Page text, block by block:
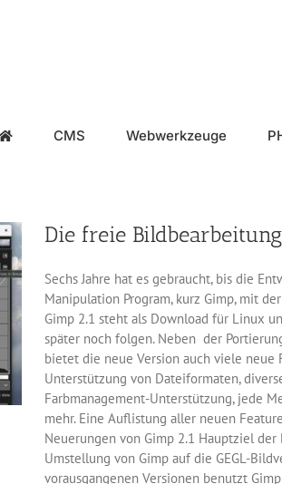
CMS Webwerkzeuge
Die freie
Sechs Jahre hat es gebraucht, bis die
Manipulation Program, kurz Gimp, mit
Gimp 2.1 steht als Download für Linux
später noch folgen. Neben der
bietet die neue Version auch viele neue
Unterstützung von Dateiformaten,
Farbmanagement-Unterstützung, jede
mehr. Eine Auflistung aller neuen
Neuerungen von Gimp 2.1 Hauptziel
Umstellung von Gimp auf die GEGL-
vorausgangenen Versionen benutzt